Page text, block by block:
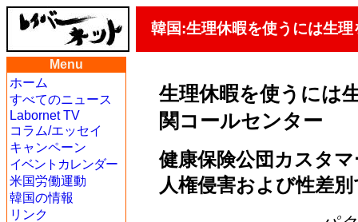
韓国:生理休暇を使うには生理
Menu
ホーム
すべてのニュース
Labornet TV
コラム/エッセイ
キャンペーン
イベントカレンダー
米国労働運動
韓国の情報
リンク
生理休暇を使うには
関コールセンター
健康保険公団カスタ
人権侵害および性差